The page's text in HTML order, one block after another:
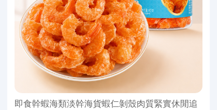
即食幹蝦海類淡幹海貨蝦仁剝殼肉質緊實休閒追